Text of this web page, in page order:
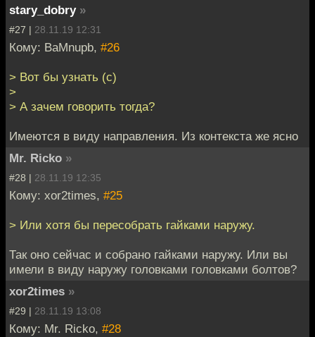
stary_dobry »
#27 | 28.11.19 12:31
Кому: BaMnupb, #26
> Вот бы узнать (с)
>
> А зачем говорить тогда?
Имеются в виду направления. Из контекста же ясно
Mr. Ricko »
#28 | 28.11.19 12:35
Кому: xor2times, #25
> Или хотя бы пересобрать гайками наружу.
Так оно сейчас и собрано гайками наружу. Или вы
имели в виду наружу головками головками болтов?
xor2times »
#29 | 28.11.19 13:08
Кому: Mr. Ricko, #28